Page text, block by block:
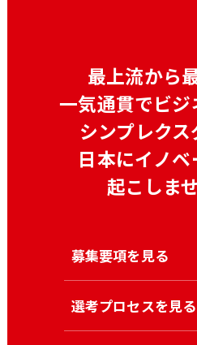
最上流から
一気通貫でビ
シンプレク
日本にイノ
起こしま
募集要項を見る
選考プロセスを見る